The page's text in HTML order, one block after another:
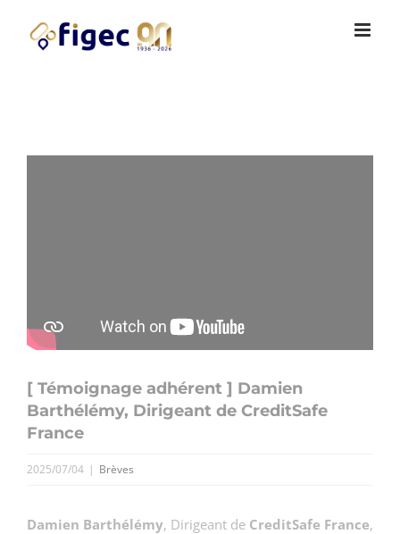
[ Témoignage adhérent ] Damien
Barthélémy, Dirigeant de CreditSafe
France
2025/07/04 | Brèves
Damien Barthélémy, Dirigeant de CreditSafe France,